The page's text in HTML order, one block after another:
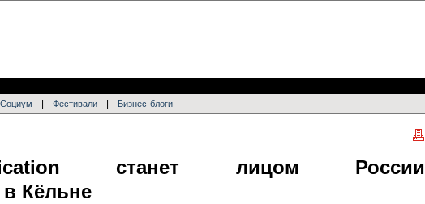
Социум Фестивали Бизнес-блоги
станет лицом России
Кёльне